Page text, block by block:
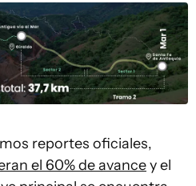
reportes oficiales,
el 60% de avancey el